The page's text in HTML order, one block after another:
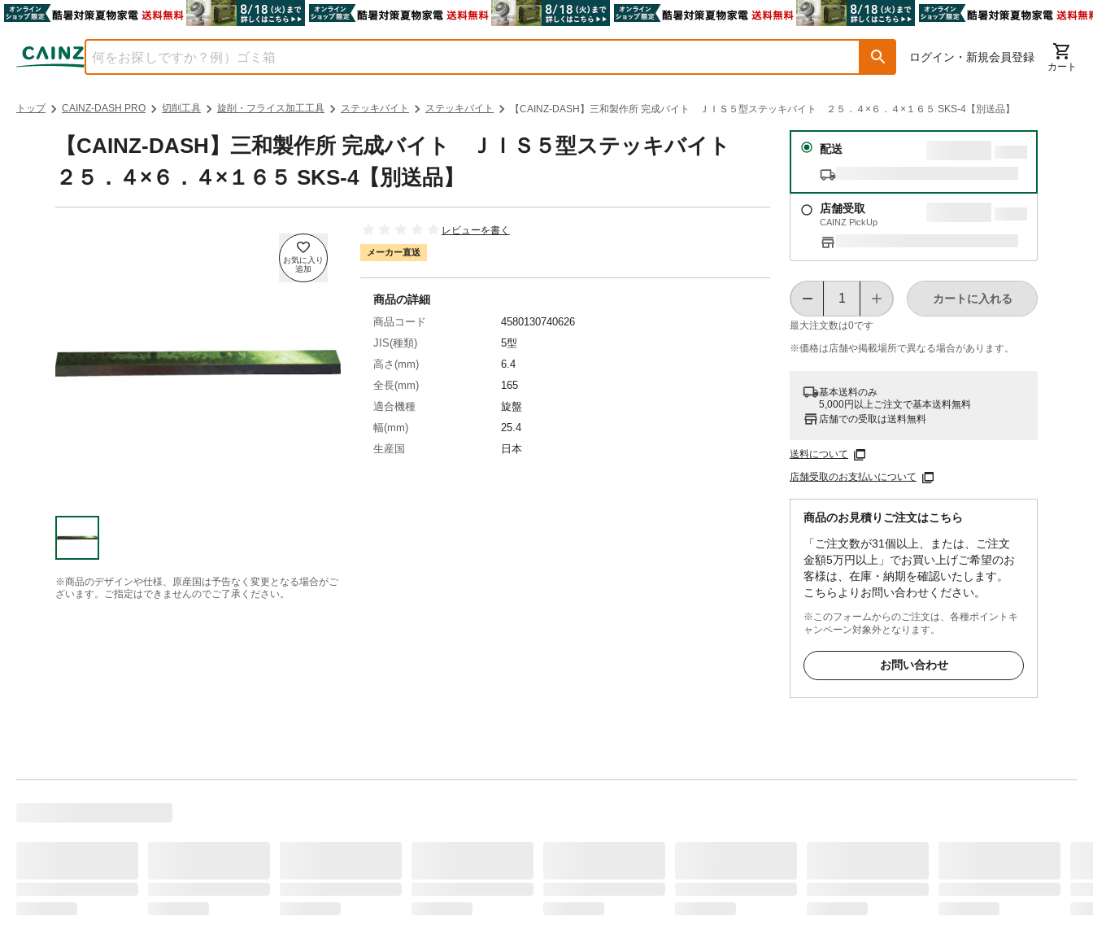
ログイン・新規会員登録
カート
トップ CAINZ-DASH PRO 切削工具 旋削・フライス加工工具 ステッキバイト ステッキバイト 【CAINZ-DASH】三和製作所 完成バイト ＪＩＳ５型ステッキバイト ２５．４×６．４×１６５ SKS-4【別送品】
【CAINZ-DASH】三和製作所 完成バイト ＪＩＳ５型ステッキバイト
２５．４×６．４×１６５ SKS-4【別送品】
※商品のデザインや仕様、原産国は予告なく変更となる場合がご
ざいます。ご指定はできませんのでご了承ください。
レビューを書く
メーカー直送
配送
店舗受取
CAINZ PickUp
最大注文数は0です
カートに入れる
※価格は​店舗や​掲載場所で​異なる​場合が​あります。
基本送料のみ
5,000円以上ご注文で基本送料無料
店舗での受取は送料無料
送料について
店舗受取のお支払いについて
商品のお見積りご注文はこちら
「ご注文数が31個以上、または、ご注文
金額5万円以上」でお買い上げご希望のお
客様は、在庫・納期を確認いたします。
こちらよりお問い合わせください。
※このフォームからのご注文は、各種ポイントキ
ャンペーン対象外となります。
お問い合わせ
商品の詳細
商品コード
4580130740626
JIS(種類)
5型
高さ(mm)
6.4
全長(mm)
165
適合機種
旋盤
幅(mm)
25.4
生産国
日本